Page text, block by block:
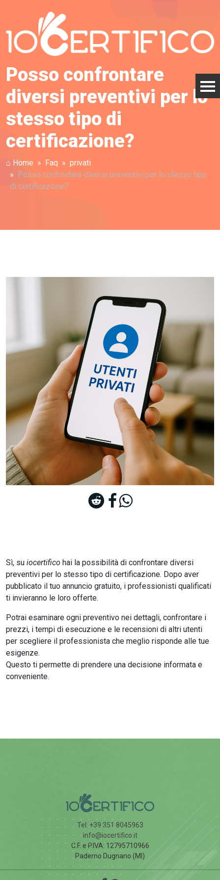
Posso confrontare
diversi preventivi per lo
stesso tipo di
certificazione?
⌂ Home Faq
privati
Posso confrontare diversi preventivi per lo stesso tipo
di certificazione?
Sì, su iocertifico hai la possibilità di confrontare diversi
preventivi per lo stesso tipo di certificazione. Dopo aver
pubblicato il tuo annuncio gratuito, i professionisti qualificati
ti invieranno le loro offerte.
Potrai esaminare ogni preventivo nei dettagli, confrontare i
prezzi, i tempi di esecuzione e le recensioni di altri utenti
per scegliere il professionista che meglio risponde alle tue
esigenze.
Questo ti permette di prendere una decisione informata e
conveniente.
Tel: +39 351 8045963
info@iocertifico.it
C.F. e P.IVA: 12795710966
Paderno Dugnano (MI)